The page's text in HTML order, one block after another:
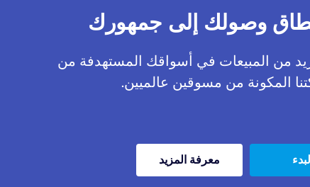
وصولك إلى جمهورك
من المبيعات في أسواقك المستهدفة من
المكونة من مسوقين عالميين.
معرفة المزيد